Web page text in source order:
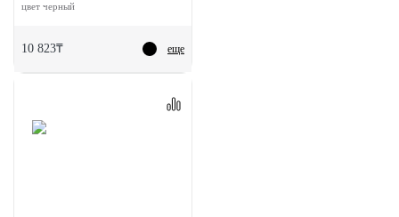
еще
цвет черный
10 823₸